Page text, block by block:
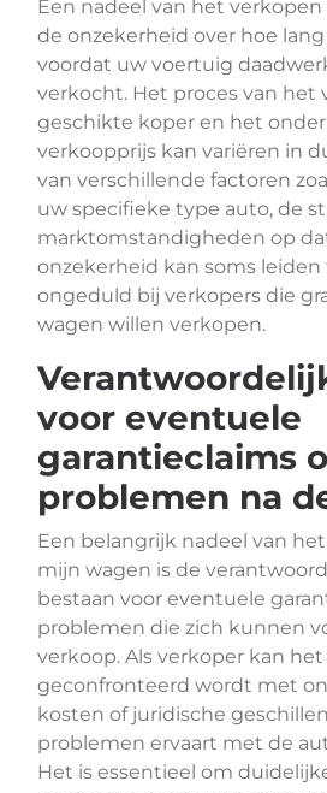
Een nadeel van het
de onzekerheid over hoe
voordat uw voertuig
verkocht. Het proces van het
geschikte koper en het
verkoopprijs kan variëren in
van verschillende factoren
uw specifieke type auto, de
marktomstandigheden op
onzekerheid kan soms
ongeduld bij verkopers die
wagen willen verkopen.
voor eventuele
garantieclaims
problemen na
Een belangrijk nadeel van
mijn wagen is de
bestaan voor eventuele
problemen die zich kunnen
verkoop. Als verkoper kan
geconfronteerd wordt met
kosten of juridische
problemen ervaart met de
Het is essentieel om